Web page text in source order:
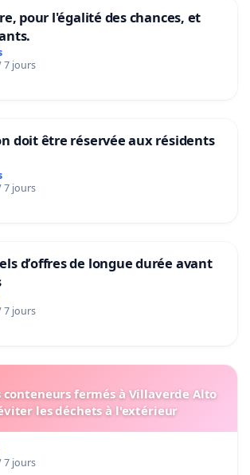
pour l'égalité des chances, et
7 jours
doit être réservée aux résidents
7 jours
d’offres de longue durée avant
7 jours
fermés à Villaverde Alto
les déchets à l'extérieur
7 jours